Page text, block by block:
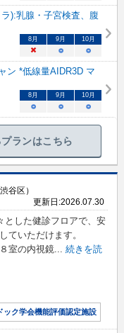
):乳腺・子宮検査、腹
8月 9月 10月
× ○ ○
ン *低線量AIDR3D マ
8月 9月 10月
○ ○ ○
ランはこちら
谷区）
更新日:2026.07.30
とした健診フロアで、安
ていただけます。
室の内視鏡... 続きを読
ック学会機能評価認定施設